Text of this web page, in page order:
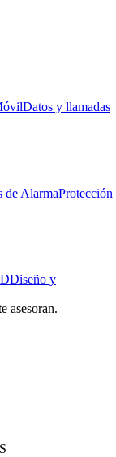
Datos y llamadas
de AlarmaProtección
Diseño y
asesoran.